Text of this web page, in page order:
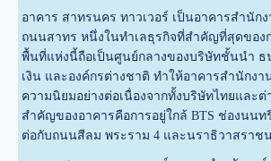
อาคาร สาทรนคร ทาวเวอร์ เป็นอาคารสำนัก
ถนนสาทร หนึ่งในทำเลธุรกิจที่สำคัญที่สุดของ
พื้นที่แห่งนี้ถือเป็นศูนย์กลางของบริษัทชั้นนำ ธ
เงิน และองค์กรต่างชาติ ทำให้อาคารสำนักง
ความนิยมอย่างต่อเนื่องจากทั้งบริษัทไทยและต่
สำคัญของอาคารคือการอยู่ใกล้ BTS ช่องนนท
ต่อกับถนนสีลม พระราม 4 และนราธิวาสราช